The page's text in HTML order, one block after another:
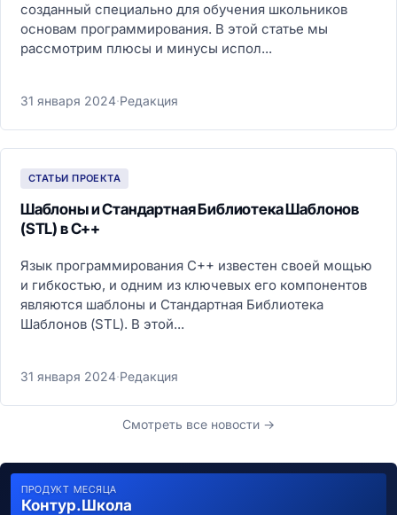
созданный специально для обучения школьников
основам программирования. В этой статье мы
рассмотрим плюсы и минусы испол...
31 января 2024·Редакция
СТАТЬИ ПРОЕКТА
Шаблоны и Стандартная Библиотека Шаблонов
(STL) в C++
Язык программирования C++ известен своей мощью
и гибкостью, и одним из ключевых его компонентов
являются шаблоны и Стандартная Библиотека
Шаблонов (STL). В этой...
31 января 2024·Редакция
Смотреть все новости →
ПРОДУКТ МЕСЯЦА
Контур.Школа